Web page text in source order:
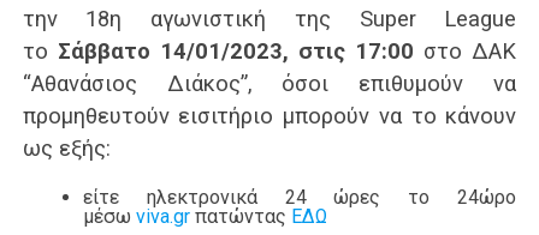
την 18η αγωνιστική της Super League
το Σάββατο 14/01/2023, στις 17:00 στο ΔΑΚ
“Αθανάσιος Διάκος”, όσοι επιθυμούν να
προμηθευτούν εισιτήριο μπορούν να το κάνουν
ως εξής:
είτε ηλεκτρονικά 24 ώρες το 24ώρο
μέσω viva.grπατώντας ΕΔΩ